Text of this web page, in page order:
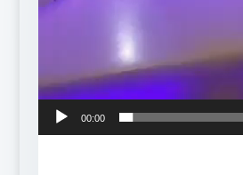
00:00